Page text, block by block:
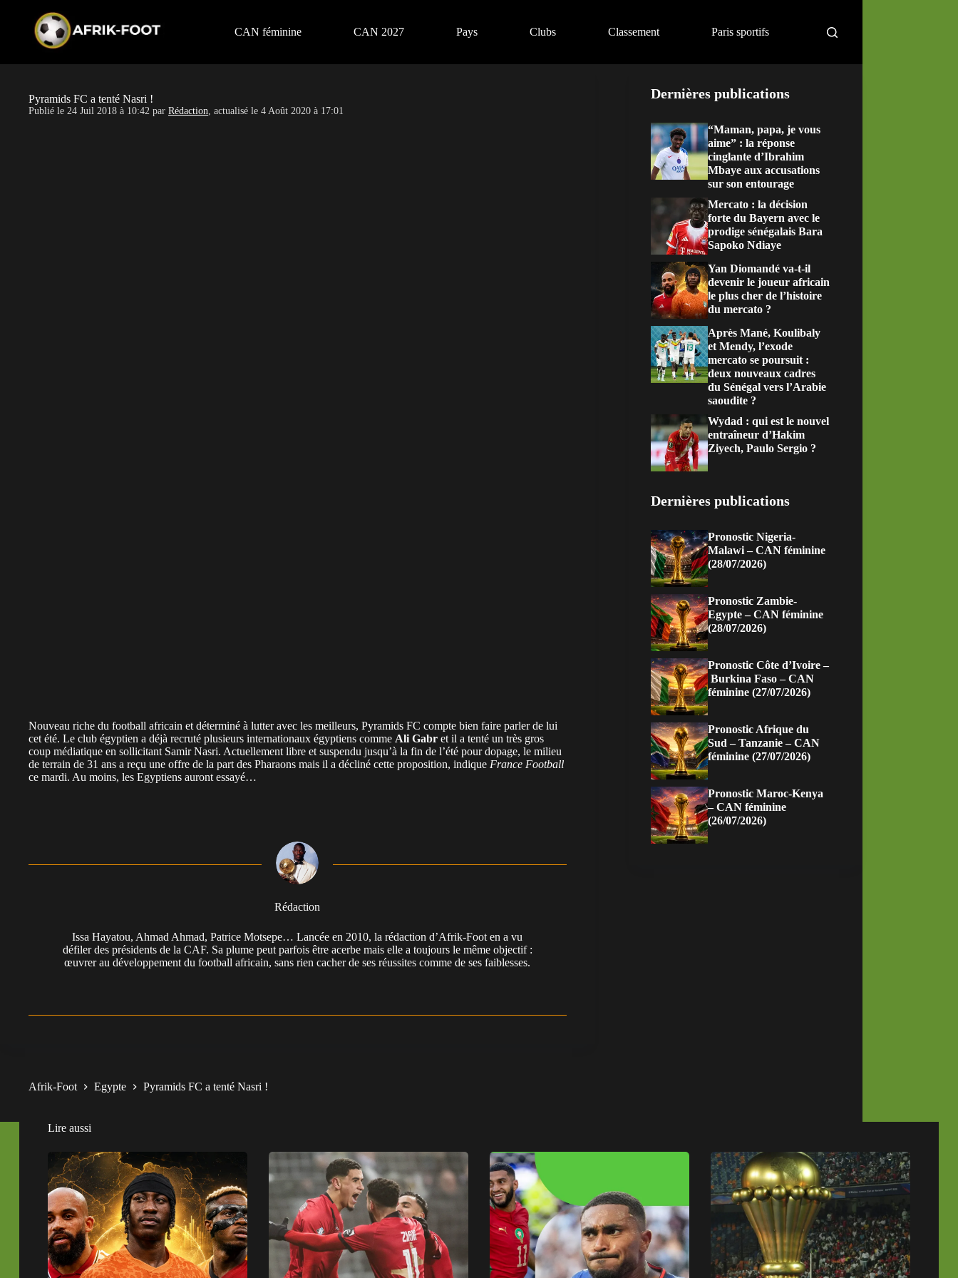
CAN féminine CAN 2027 Pays Clubs Classement Paris sportifs
Pyramids FC a tenté Nasri !
Publié le 24 Juil 2018 à 10:42 par Rédaction, actualisé le 4 Août 2020 à 17:01
Nouveau riche du football africain et déterminé à lutter avec les meilleurs, Pyramids FC compte bien faire parler de lui
cet été. Le club égyptien a déjà recruté plusieurs internationaux égyptiens comme Ali Gabr et il a tenté un très gros
coup médiatique en sollicitant Samir Nasri. Actuellement libre et suspendu jusqu’à la fin de l’été pour dopage, le milieu
de terrain de 31 ans a reçu une offre de la part des Pharaons mais il a décliné cette proposition, indique France Football
ce mardi. Au moins, les Egyptiens auront essayé…
Rédaction
Issa Hayatou, Ahmad Ahmad, Patrice Motsepe… Lancée en 2010, la rédaction d’Afrik-Foot en a vu
défiler des présidents de la CAF. Sa plume peut parfois être acerbe mais elle a toujours le même objectif :
œuvrer au développement du football africain, sans rien cacher de ses réussites comme de ses faiblesses.
Dernières publications
“Maman, papa, je vous
aime” : la réponse
cinglante d’Ibrahim
Mbaye aux accusations
sur son entourage
Mercato : la décision
forte du Bayern avec le
prodige sénégalais Bara
Sapoko Ndiaye
Yan Diomandé va-t-il
devenir le joueur africain
le plus cher de l’histoire
du mercato ?
Après Mané, Koulibaly
et Mendy, l’exode
mercato se poursuit :
deux nouveaux cadres
du Sénégal vers l’Arabie
saoudite ?
Wydad : qui est le nouvel
entraîneur d’Hakim
Ziyech, Paulo Sergio ?
Dernières publications
Pronostic Nigeria-
Malawi – CAN féminine
(28/07/2026)
Pronostic Zambie-
Egypte – CAN féminine
(28/07/2026)
Pronostic Côte d’Ivoire –
Burkina Faso – CAN
féminine (27/07/2026)
Pronostic Afrique du
Sud – Tanzanie – CAN
féminine (27/07/2026)
Pronostic Maroc-Kenya
– CAN féminine
(26/07/2026)
Afrik-Foot Egypte Pyramids FC a tenté Nasri !
Lire aussi